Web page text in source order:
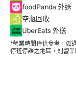
foodPanda 外送
空瓶回收
UberEats 外送
*營業時間僅供參考，如
停班停課之地區，則營